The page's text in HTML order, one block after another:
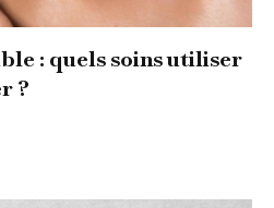
: quels soins utiliser
?